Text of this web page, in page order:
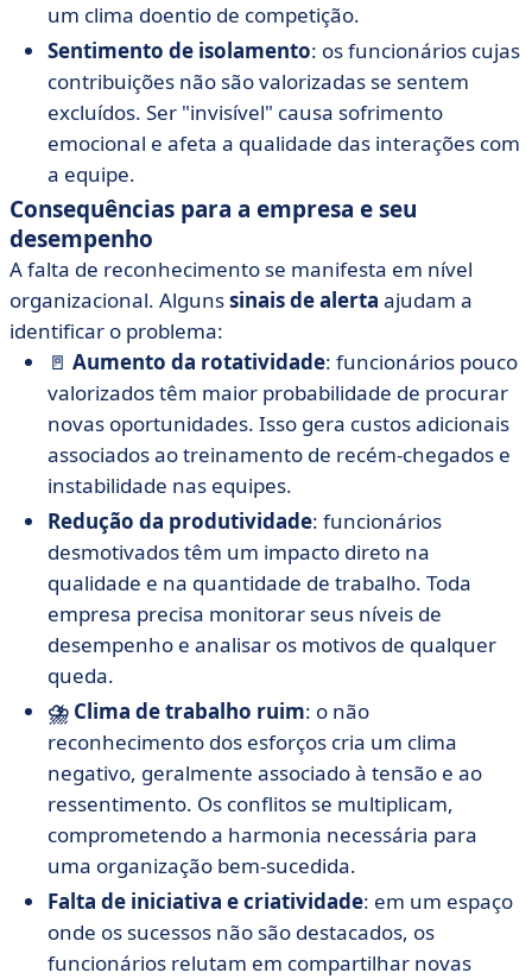
um clima doentio de competição.
Sentimento de isolamento: os funcionários cujas
contribuições não são valorizadas se sentem
excluídos. Ser "invisível" causa sofrimento
emocional e afeta a qualidade das interações com
a equipe.
Consequências para a empresa e seu
desempenho
A falta de reconhecimento se manifesta em nível
organizacional. Algunssinais de alerta ajudam a
identificar o problema:
🚪 Aumento da rotatividade: funcionários pouco
valorizados têm maior probabilidade de procurar
novas oportunidades. Isso gera custos adicionais
associados ao treinamento de recém-chegados e
instabilidade nas equipes.
Redução da produtividade: funcionários
desmotivados têm um impacto direto na
qualidade e na quantidade de trabalho. Toda
empresa precisa monitorar seus níveis de
desempenho e analisar os motivos de qualquer
queda.
⛈️ Clima de trabalho ruim: o não
reconhecimento dos esforços cria um clima
negativo, geralmente associado à tensão e ao
ressentimento. Os conflitos se multiplicam,
comprometendo a harmonia necessária para
uma organização bem-sucedida.
Falta de iniciativa e criatividade: em um espaço
onde os sucessos não são destacados, os
funcionários relutam em compartilhar novas